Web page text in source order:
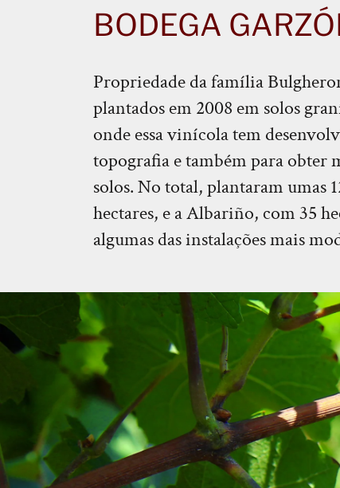
BODEGA
Propriedade da família
plantados em 2008 em solos
onde essa vinícola tem
topografia e também para obter
solos. No total, plantaram umas
hectares, e a Albariño, com 35
algumas das instalações mais